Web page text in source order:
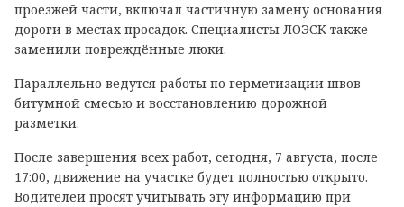
проезжей части, включал частичную замену основания
дороги в местах просадок. Специалисты ЛОЭСК также
заменили повреждённые люки.
Параллельно ведутся работы по герметизации швов
битумной смесью и восстановлению дорожной
разметки.
После завершения всех работ, сегодня, 7 августа, после
17:00, движение на участке будет полностью открыто.
Водителей просят учитывать эту информацию при